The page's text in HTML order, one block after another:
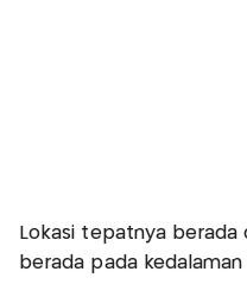
Lokasi tepatnya berada
berada pada kedalaman